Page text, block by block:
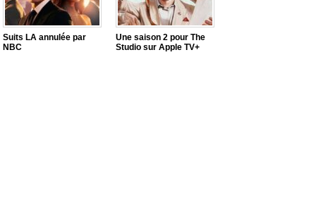
Suits LA annulée par
NBC
Une saison 2 pour The
Studio sur Apple TV+